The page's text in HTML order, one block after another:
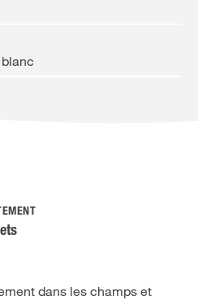
dans les champs et